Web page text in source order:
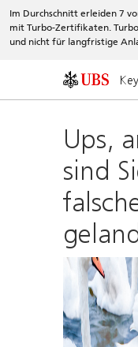
Im Durchschnitt erleiden 7
mit Turbo-Zertifikaten.
und nicht für langfristige
Ups,
sind